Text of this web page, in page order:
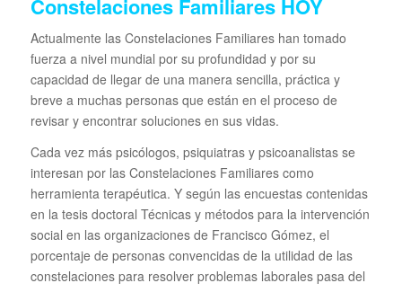
Constelaciones Familiares HOY
Actualmente las Constelaciones Familiares han tomado
fuerza a nivel mundial por su profundidad y por su
capacidad de llegar de una manera sencilla, práctica y
breve a muchas personas que están en el proceso de
revisar y encontrar soluciones en sus vidas.
Cada vez más psicólogos, psiquiatras y psicoanalistas se
interesan por las Constelaciones Familiares como
herramienta terapéutica. Y según las encuestas contenidas
en la tesis doctoral Técnicas y métodos para la intervención
social en las organizaciones de Francisco Gómez, el
porcentaje de personas convencidas de la utilidad de las
constelaciones para resolver problemas laborales pasa del